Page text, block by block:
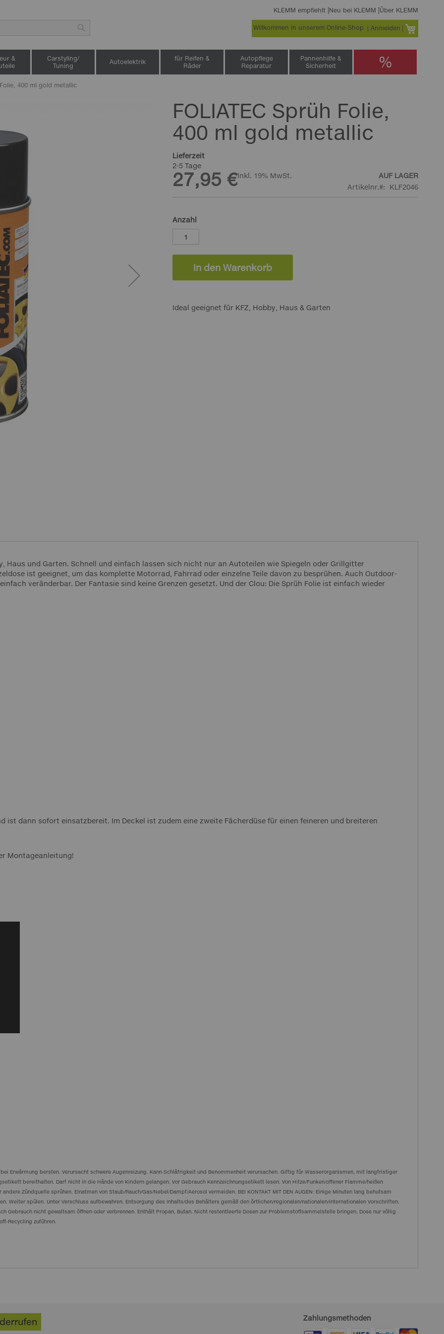
KLEMM empfiehlt Neu bei KLEMM Über KLEMM
Willkommen in unserem Online-Shop Anmelden
&
Carstyling/
Tuning
Autoelektrik
für Reifen &
Räder
Autopflege
Reparatur
Pannenhilfe &
Sicherheit
%
400 ml gold metallic
FOLIATEC Sprüh Folie,
400 ml gold metallic
Lieferzeit
2-5 Tage
27,95 €Inkl. 19% MwSt.
AUF LAGER
Artikelnr.
KLF2046
Anzahl
In den Warenkorb
Ideal geeignet für KFZ, Hobby, Haus & Garten
Haus und Garten. Schnell und einfach lassen sich nicht nur an Autoteilen wie Spiegeln oder Grillgitter
ist geeignet, um das komplette Motorrad, Fahrrad oder einzelne Teile davon zu besprühen. Auch Outdoor-
veränderbar. Der Fantasie sind keine Grenzen gesetzt. Und der Clou: Die Sprüh Folie ist einfach wieder
ist dann sofort einsatzbereit. Im Deckel ist zudem eine zweite Fächerdüse für einen feineren und breiteren
Montageanleitung!
Erwärmung bersten. Verursacht schwere Augenreizung. Kann Schläfrigkeit und Benommenheit verursachen. Giftig für Wasserorganismen, mit langfristiger
bereithalten. Darf nicht in die Hände von Kindern gelangen. Vor Gebrauch Kennzeichnungsetikett lesen. Von Hitze/Funken/offener Flamme/heißen
Zündquelle sprühen. Einatmen von Staub/Rauch/Gas/Nebel/Dampf/Aerosol vermeiden. BEI KONTAKT MIT DEN AUGEN: Einige Minuten lang behutsam
Weiter spülen. Unter Verschluss aufbewahren. Entsorgung des Inhalts/des Behälters gemäß den örtlichen/regionalen/nationalen/internationalen Vorschriften.
Gebrauch nicht gewaltsam öffnen oder verbrennen. Enthält Propan, Butan. Nicht restentleerte Dosen zur Problemstoffsammelstelle bringen. Dose nur völlig
Recycling zuführen.
Zahlungsmethoden